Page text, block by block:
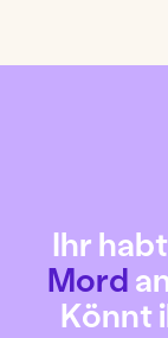
Ihr habt
Mord
Könnt